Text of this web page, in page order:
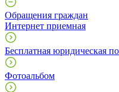
Обращения граждан
Интернет приемная
Бесплатная юридическая
Фотоальбом